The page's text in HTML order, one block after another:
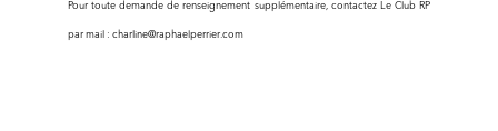
Pour toute demande de renseignement supplémentaire, contactez Le Club RP
par mail : charline@raphaelperrier.com